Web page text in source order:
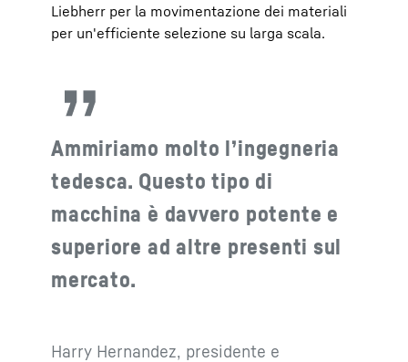
Liebherr per la movimentazione dei materiali
per un'efficiente selezione su larga scala.
Ammiriamo molto l’ingegneria
tedesca. Questo tipo di
macchina è davvero potente e
superiore ad altre presenti sul
mercato.
Harry Hernandez, presidente e